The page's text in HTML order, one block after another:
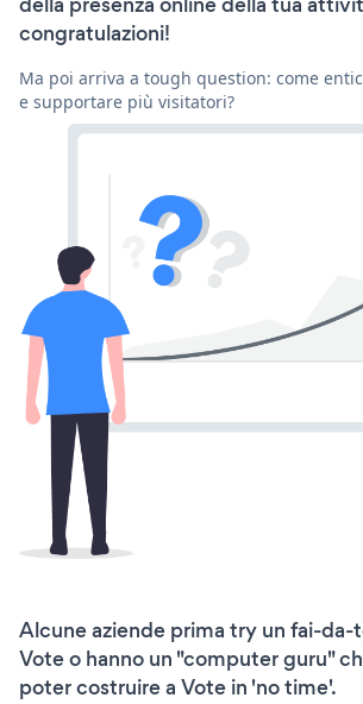
congratulazioni!
Ma poi arriva a tough question: come
e supportare più visitatori?
Alcune aziende prima try un fai-da-
Vote o hanno un "computer guru"
poter costruire a Vote in 'no time'.